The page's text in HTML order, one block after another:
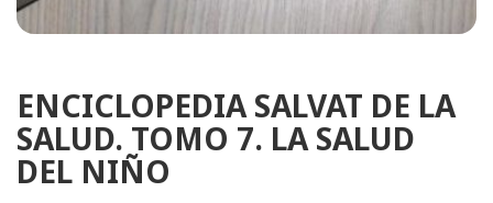
ENCICLOPEDIA SALVAT DE LA
SALUD. TOMO 7. LA SALUD
DEL NIÑO